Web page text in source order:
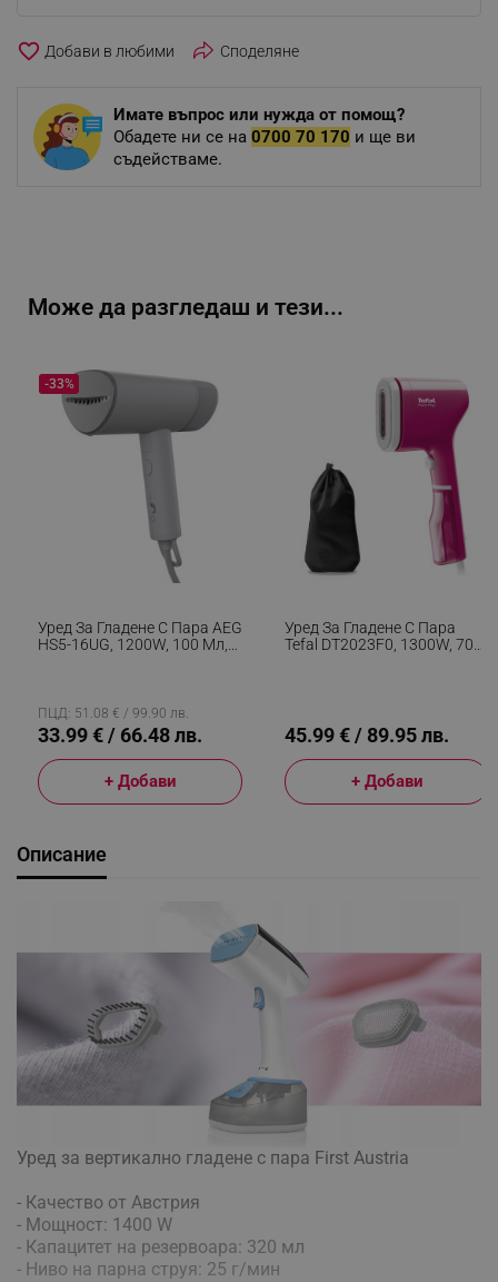
favorite_border Споделяне
Имате въпрос или нужда от помощ?
Обадете ни се на 0700 70 170 и ще ви
съдействаме.
Може да разгледаш и тези...
Уред За Гладене С Пара AEG
HS5-16UG, 1200W, 100 Мл,
-33%
ПЦД: 51.08 € / 99.90 лв.
33.99 € / 66.48 лв.
+ Добави
Уред За Гладене С Пара
Tefal DT2023F0, 1300W, 70
45.99 € / 89.95 лв.
+ Добави
Описание
Уред за вертикално гладене с пара First Austria
- Качество от Австрия
- Мощност: 1400 W
- Капацитет на резервоара: 320 мл
- Ниво на парна струя: 25 г/мин